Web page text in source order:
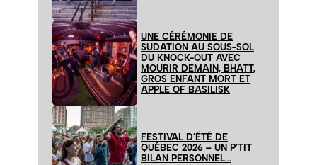
UNE CÉRÉMONIE DE
SUDATION AU SOUS-SOL
DU KNOCK-OUT AVEC
MOURIR DEMAIN, BHATT,
GROS ENFANT MORT ET
APPLE OF BASILISK
FESTIVAL D’ÉTÉ DE
QUÉBEC 2026 – UN P’TIT
BILAN PERSONNEL…